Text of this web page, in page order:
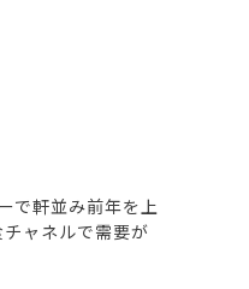
で軒並み前年を上
ャネルで需要が